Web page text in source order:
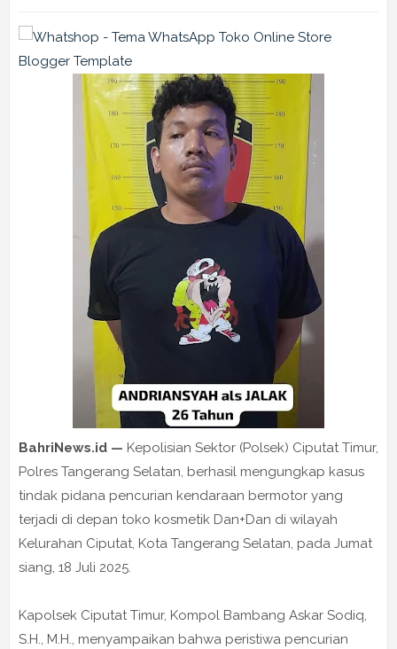
BahriNews.id — Kepolisian Sektor (Polsek) Ciputat Timur,
Polres Tangerang Selatan, berhasil mengungkap kasus
tindak pidana pencurian kendaraan bermotor yang
terjadi di depan toko kosmetik Dan+Dan di wilayah
Kelurahan Ciputat, Kota Tangerang Selatan, pada Jumat
siang, 18 Juli 2025.
Kapolsek Ciputat Timur, Kompol Bambang Askar Sodiq,
S.H., M.H., menyampaikan bahwa peristiwa pencurian